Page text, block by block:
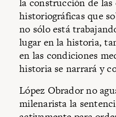
historiográficas que
no sólo está
lugar en la historia,
en las condiciones
historia se narrará y
López Obrador no
milenarista la